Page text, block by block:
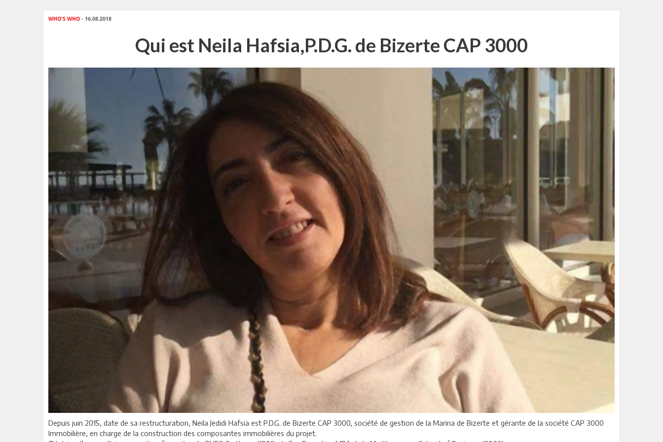
WHO'S WHO - 16.08.2018
Qui est Neila Hafsia,P.D.G. de Bizerte CAP 3000
Depuis juin 2015, date de sa restructuration, Neila Jedidi Hafsia est P.D.G. de Bizerte CAP 3000, société de gestion de la Marina de Bizerte et gérante de la société CAP 3000
Immobilière, en charge de la construction des composantes immobilières du projet.